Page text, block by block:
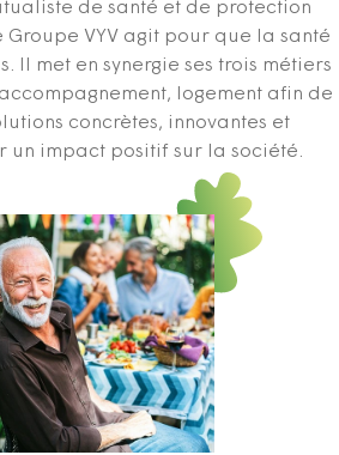
de santé et de protection
Groupe VYV agit pour que la santé
Il met en synergie ses trois métiers
logement afin de
concrètes, innovantes et
un impact positif sur la société.